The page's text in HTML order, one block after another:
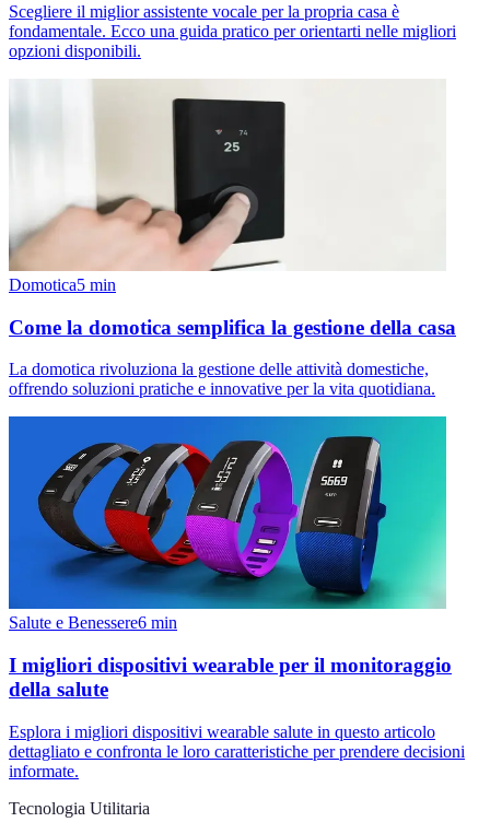
Scegliere il miglior assistente vocale per la propria casa è
fondamentale. Ecco una guida pratico per orientarti nelle migliori
opzioni disponibili.
Domotica5 min
Come la domotica semplifica la gestione della casa
La domotica rivoluziona la gestione delle attività domestiche,
offrendo soluzioni pratiche e innovative per la vita quotidiana.
Salute e Benessere6 min
I migliori dispositivi wearable per il monitoraggio
della salute
Esplora i migliori dispositivi wearable salute in questo articolo
dettagliato e confronta le loro caratteristiche per prendere decisioni
informate.
Tecnologia Utilitaria